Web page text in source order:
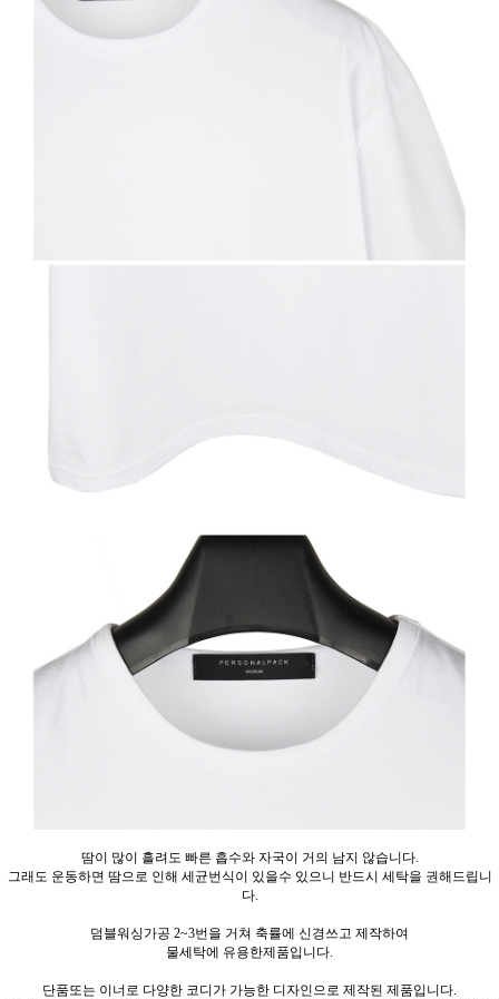
땀이 많이 흘려도 빠른 흡수와 자국이 거의 남지 않습니다.
그래도 운동하면 땀으로 인해 세균번식이 있을수 있으니 반드시 세탁을 권해드립니
다.
덤블워싱가공 2~3번을 거쳐 축률에 신경쓰고 제작하여
물세탁에 유용한제품입니다.
단품또는 이너로 다양한 코디가 가능한 디자인으로 제작된 제품입니다.